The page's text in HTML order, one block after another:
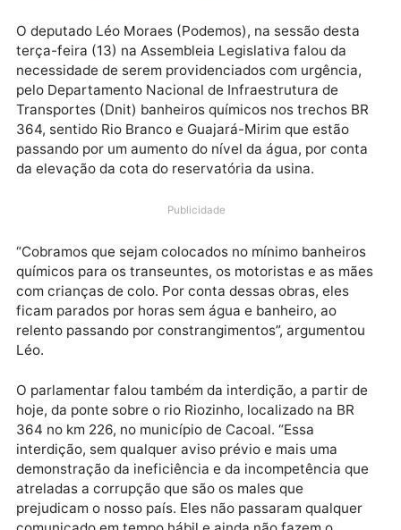
O deputado Léo Moraes (Podemos), na sessão desta
terça-feira (13) na Assembleia Legislativa falou da
pelo Departamento Nacional de Infraestrutura de
364, sentido Rio Branco e Guajará-Mirim que estão
passando por um aumento do nível da água, por
da elevação da cota do reservatória da usina.
Publicidade
“Cobramos que sejam colocados no mínimo
químicos para os transeuntes, os motoristas e as
com crianças de colo. Por conta dessas obras, eles
ficam parados por horas sem água e banheiro, ao
relento passando por constrangimentos”,
Léo.